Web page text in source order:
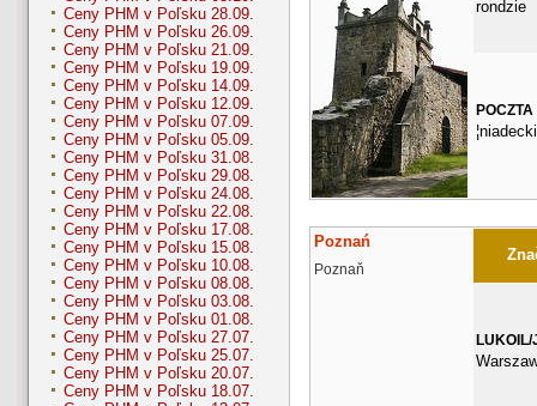
Ceny PHM v Poľsku 28.09.
Ceny PHM v Poľsku 26.09.
Ceny PHM v Poľsku 21.09.
Ceny PHM v Poľsku 19.09.
Ceny PHM v Poľsku 14.09.
Ceny PHM v Poľsku 12.09.
Ceny PHM v Poľsku 07.09.
Ceny PHM v Poľsku 05.09.
Ceny PHM v Poľsku 31.08.
Ceny PHM v Poľsku 29.08.
Ceny PHM v Poľsku 24.08.
Ceny PHM v Poľsku 22.08.
Ceny PHM v Poľsku 17.08.
Ceny PHM v Poľsku 15.08.
Ceny PHM v Poľsku 10.08.
Ceny PHM v Poľsku 08.08.
Ceny PHM v Poľsku 03.08.
Ceny PHM v Poľsku 01.08.
Ceny PHM v Poľsku 27.07.
Ceny PHM v Poľsku 25.07.
Ceny PHM v Poľsku 20.07.
Ceny PHM v Poľsku 18.07.
rondzie
POCZTA
Poznań
Poznaň
LUKOIL/